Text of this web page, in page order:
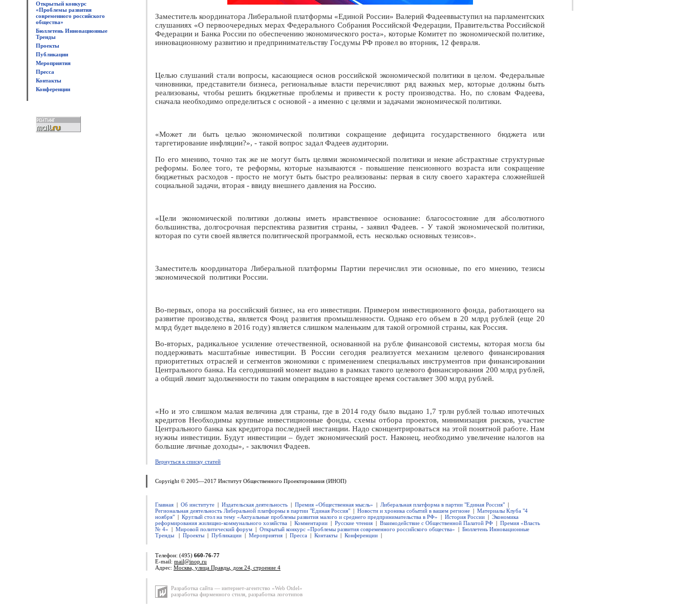
Открытый конкурс
«Проблемы развития
современного российского
общества»
Бюллетень Инновационные
Тренды
Проекты
Публикации
Мероприятия
Пресса
Контакты
Конференции
Заместитель координатора Либеральной платформы «Единой России» Валерий Фадееввыступил на парламентских
слушаниях «О первоочередных мерах Федерального Собрания Российской Федерации, Правительства Российской
Федерации и Банка России по обеспечению экономического роста», которые Комитет по экономической политике,
инновационному развитию и предпринимательству Госдумы РФ провел во вторник, 12 февраля.
Целью слушаний стали вопросы, касающиеся основ российской экономической политики в целом. Федеральные
чиновники, представители бизнеса, региональные власти перечисляют ряд важных мер, которые должны быть
реализованы, чтобы решить бюджетные проблемы и привести к росту производства. Но, по словам Фадеева,
сначала необходимо определиться с основой - а именно с целями и задачами экономической политики.
«Может ли быть целью экономической политики сокращение дефицита государственного бюджета или
таргетирование инфляции?», - такой вопрос задал Фадеев аудитории.
По его мнению, точно так же не могут быть целями экономической политики и некие абстрактные структурные
реформы. Более того, те реформы, которые называются - повышение пенсионного возраста или сокращение
бюджетных расходов - просто не могут быть быстро реализованы: первая в силу своего характера сложнейшей
социальной задачи, вторая - ввиду внешнего давления на Россию.
«Цели экономической политики должны иметь нравственное основание: благосостояние для абсолютного
большинства, долгосрочная перспектива развития страны, - заявил Фадеев. - У такой экономической политики,
которая по сути своей является политической программой, есть несколько основных тезисов».
Заместитель координатора Либеральной платформы Партии перечислил эти основные, по его мнению, тезисы
экономической политики России.
Во-первых, опора на российский бизнес, на его инвестиции. Примером инвестиционного фонда, работающего на
развитие производства, является Фонд развития промышленности. Однако его объем в 20 млрд рублей (еще 20
млрд будет выделено в 2016 году) является слишком маленьким для такой огромной страны, как Россия.
Во-вторых, радикальное усиление отечественной, основанной на рубле финансовой системы, которая могла бы
поддерживать масштабные инвестиции. В России сегодня реализуется механизм целевого финансирования
приоритетных отраслей и сегментов экономики с применением специальных инструментов при финансировании
Центрального банка. На сегодняшний момент выдано в рамках такого целевого финансирования 200 млрд рублей,
а общий лимит задолженности по таким операциям в настоящее время составляет 300 млрд рублей.
«Но и это слишком малая величина для страны, где в 2014 году было выдано 1,7 трлн рублей только ипотечных
кредитов Необходимы крупные инвестиционные фонды, схемы отбора проектов, минимизация рисков, участие
Центрального банка как кредитора последней инстанции. Надо сконцентрироваться на этой понятной работе. Нам
нужны инвестиции. Будут инвестиции – будет экономический рост. Наконец, необходимо увеличение налогов на
большие личные доходы», - заключил Фадеев.
Вернуться к списку статей
Copyright © 2005—2017 Институт Общественного Проектирования (ИНОП)
Главная | Об институте | Издательская деятельность | Премия «Общественная мысль» | Либеральная платформа в партии "Единая Россия" |
Региональная деятельность Либеральной платформы в партии "Единая Россия" | Новости и хроника событий в вашем регионе | Материалы Клуба "4
ноября" | Круглый стол на тему «Актуальные проблемы развития малого и среднего предпринимательства в РФ» | История России | Экономика
реформирования жилищно-коммунального хозяйства | Комментарии | Русские чтения | Взаимодействие с Общественной Палатой РФ | Премия «Власть
№ 4» | Мировой политический форум | Открытый конкурс «Проблемы развития современного российского общества» | Бюллетень Инновационные
Тренды
| Проекты | Публикации | Мероприятия | Пресса | Контакты | Конференции |
Телефон: (495) 660-76-77
E-mail: mail@inop.ru
Адрес: Москва, улица Правды, дом 24, строение 4
Разработка сайта — интернет-агентство «Web Otdel»
разработка фирменного стиля разработка логотипов